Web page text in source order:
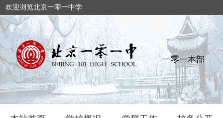
欢迎浏览北京一零一中学
——一零一本部